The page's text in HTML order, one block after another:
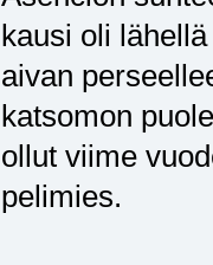
kausi oli
aivan
katsomon
ollut viime
pelimies.